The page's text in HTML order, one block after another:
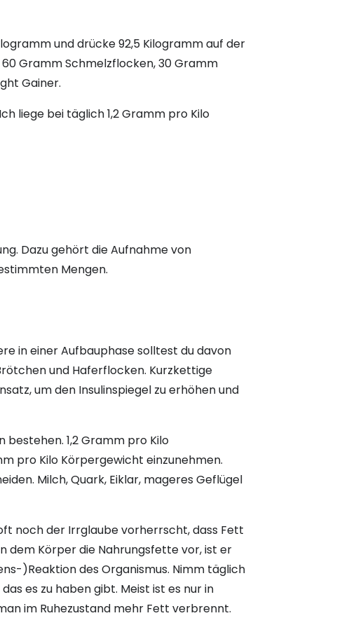
und drücke 92,5 Kilogramm auf der
Gramm Schmelzflocken, 30 Gramm
Gainer.
liege bei täglich 1,2 Gramm pro Kilo
Dazu gehört die Aufnahme von
Mengen.
in einer Aufbauphase solltest du davon
und Haferflocken. Kurzkettige
um den Insulinspiegel zu erhöhen und
bestehen. 1,2 Gramm pro Kilo
pro Kilo Körpergewicht einzunehmen.
Milch, Quark, Eiklar, mageres Geflügel
noch der Irrglaube vorherrscht, dass Fett
dem Körper die Nahrungsfette vor, ist er
)Reaktion des Organismus. Nimm täglich
es zu haben gibt. Meist ist es nur in
im Ruhezustand mehr Fett verbrennt.